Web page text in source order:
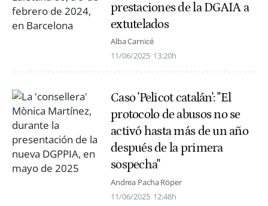
prestaciones de la DGAIA a
extutelados
Alba Carnicé
11/06/2025 13:20h
Caso 'Pelicot catalán': "El
protocolo de abusos no se
activó hasta más de un año
después de la primera
sospecha"
Andrea Pacha Röper
11/06/2025 12:48h